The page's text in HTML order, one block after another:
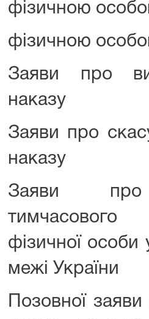
фізичною
фізичною
Заяви про
наказу
Заяви про
наказу
Заяви про
фізичної особи
межі України
Позовної